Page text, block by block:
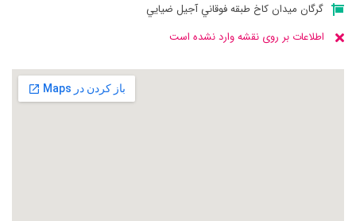
گرگان ميدان كاخ طبقه فوقاني آجيل ضيايي
اطلاعات بر روی نقشه وارد نشده است